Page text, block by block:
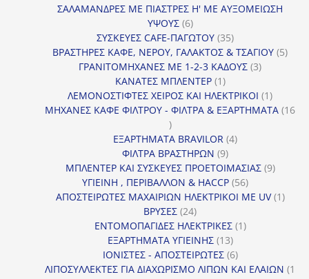
προϊόντα
ΣΑΛΑΜΑΝΔΡΕΣ ΜΕ ΠΙΑΣΤΡΕΣ Η' ΜΕ ΑΥΞΟΜΕΙΩΣΗ
ΥΨΟΥΣ 66
προϊόντα
ΣΥΣΚΕΥΕΣ CAFE-ΠΑΓΩΤΟΥ 3535
προϊόντα
ΒΡΑΣΤΗΡΕΣ ΚΑΦΕ, ΝΕΡΟΥ, ΓΑΛΑΚΤΟΣ & ΤΣΑΓΙΟΥ 55
ΓΡΑΝΙΤΟΜΗΧΑΝΕΣ ΜΕ 1-2-3 ΚΑΔΟΥΣ 33
ΚΑΝΑΤΕΣ ΜΠΛΕΝΤΕΡ 11
προϊόν
ΛΕΜΟΝΟΣΤΙΦΤΕΣ ΧΕΙΡΟΣ ΚΑΙ ΗΛΕΚΤΡΙΚΟΙ 11
προϊόν
ΜΗΧΑΝΕΣ ΚΑΦΕ ΦΙΛΤΡΟΥ - ΦΙΛΤΡΑ & ΕΞΑΡΤΗΜΑΤΑ 16
16
προϊόντα
ΕΞΑΡΤΗΜΑΤΑ BRAVILOR 44
ΦΙΛΤΡΑ ΒΡΑΣΤΗΡΩΝ 99
προϊόντα
ΜΠΛΕΝΤΕΡ ΚΑΙ ΣΥΣΚΕΥΕΣ ΠΡΟΕΤΟΙΜΑΣΙΑΣ 99
ΥΓΙΕΙΝΗ , ΠΕΡΙΒΑΛΛΟΝ & HACCP 5656
προϊόντα
ΑΠΟΣΤΕΙΡΩΤΕΣ ΜΑΧΑΙΡΙΩΝ ΗΛΕΚΤΡΙΚΟΙ ΜΕ UV 11
ΒΡΥΣΕΣ 2424
προϊόντα
ΕΝΤΟΜΟΠΑΓΙΔΕΣ ΗΛΕΚΤΡΙΚΕΣ 11
ΕΞΑΡΤΗΜΑΤΑ ΥΓΙΕΙΝΗΣ 1313
προϊόντα
ΙΟΝΙΣΤΕΣ - ΑΠΟΣΤΕΙΡΩΤΕΣ 66
προϊόντα
ΛΙΠΟΣΥΛΛΕΚΤΕΣ ΓΙΑ ΔΙΑΧΩΡΙΣΜΟ ΛΙΠΩΝ ΚΑΙ ΕΛΑΙΩΝ 1